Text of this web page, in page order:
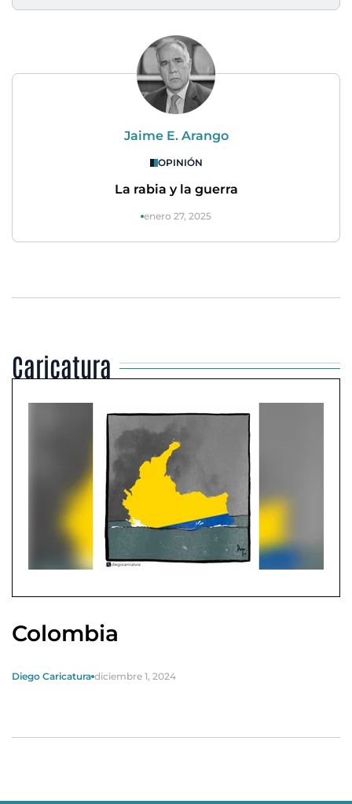
Jaime E. Arango
OPINIÓN
La rabia y la guerra
enero 27, 2025
Caricatura
Colombia
Diego Caricatura diciembre 1, 2024